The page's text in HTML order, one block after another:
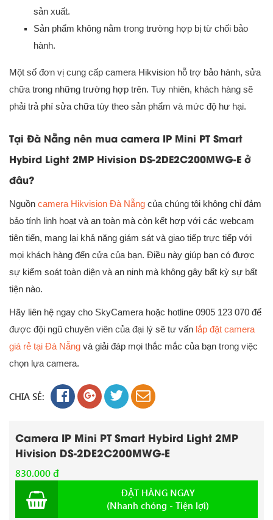
sản xuất.
Sản phẩm không nằm trong trường hợp bị từ chối bảo
hành.
Một số đơn vị cung cấp camera Hikvision hỗ trợ bảo hành, sửa
chữa trong những trường hợp trên. Tuy nhiên, khách hàng sẽ
phải trả phí sửa chữa tùy theo sản phẩm và mức độ hư hại.
Tại Đà Nẵng nên mua camera IP Mini PT Smart
Hybird Light 2MP Hivision DS-2DE2C200MWG-E ở
đâu?
Nguồn camera Hikvision Đà Nẵng của chúng tôi không chỉ đảm
bảo tính linh hoạt và an toàn mà còn kết hợp với các webcam
tiên tiến, mang lại khả năng giám sát và giao tiếp trực tiếp với
mọi khách hàng đến cửa của bạn. Điều này giúp bạn có được
sự kiểm soát toàn diện và an ninh mà không gây bất kỳ sự bất
tiện nào.
Hãy liên hệ ngay cho SkyCamera hoặc hotline 0905 123 070 để
được đội ngũ chuyên viên của đại lý sẽ tư vấn lắp đặt camera
giá rẻ tại Đà Nẵng và giải đáp mọi thắc mắc của bạn trong việc
chọn lựa camera.
CHIA SẺ:
Camera IP Mini PT Smart Hybird Light 2MP
Hivision DS-2DE2C200MWG-E
830.000 đ
ĐẶT HÀNG NGAY
(Nhanh chóng - Tiện lợi)